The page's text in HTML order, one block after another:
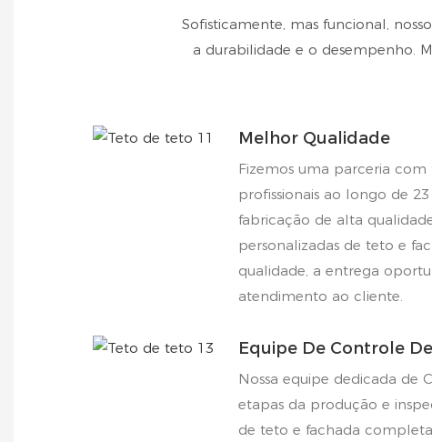
Sofisticamente, mas funcional,
a durabilidade e o desempenho.
Melhor Qualidade
Fizemos uma parceria com
profissionais ao longo de
fabricação de alta
personalizadas de teto e
qualidade, a entrega
atendimento ao cliente.
Equipe De Controle
Nossa equipe dedicada de
etapas da produção e
de teto e fachada